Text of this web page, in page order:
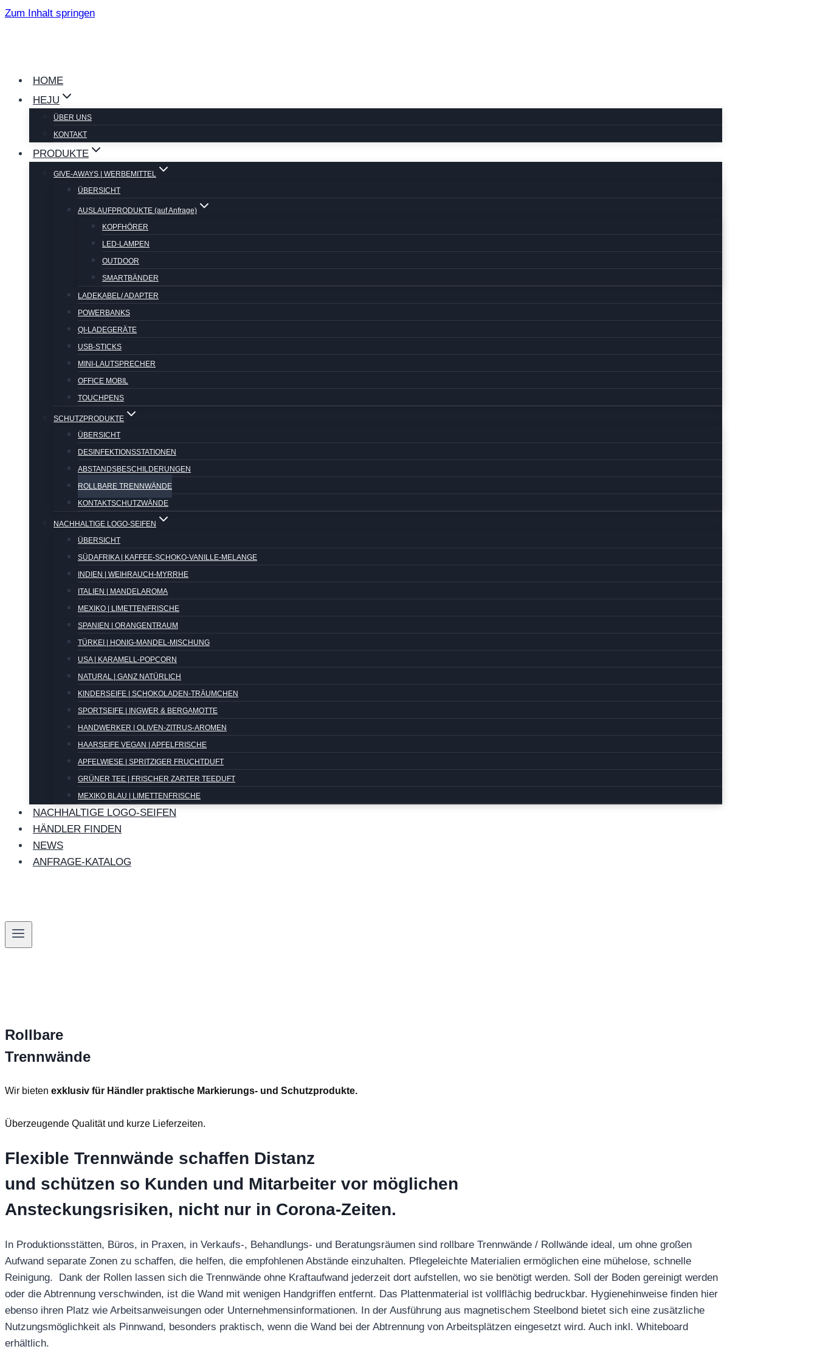
Zum Inhalt springen
HOME
HEJU
ÜBER UNS
KONTAKT
PRODUKTE
GIVE-AWAYS | WERBEMITTEL
ÜBERSICHT
AUSLAUFPRODUKTE (auf Anfrage)
KOPFHÖRER
LED-LAMPEN
OUTDOOR
SMARTBÄNDER
LADEKABEL/ ADAPTER
POWERBANKS
QI-LADEGERÄTE
USB-STICKS
MINI-LAUTSPRECHER
OFFICE MOBIL
TOUCHPENS
SCHUTZPRODUKTE
ÜBERSICHT
DESINFEKTIONSSTATIONEN
ABSTANDSBESCHILDERUNGEN
ROLLBARE TRENNWÄNDE
KONTAKTSCHUTZWÄNDE
NACHHALTIGE LOGO-SEIFEN
ÜBERSICHT
SÜDAFRIKA | KAFFEE-SCHOKO-VANILLE-MELANGE
INDIEN | WEIHRAUCH-MYRRHE
ITALIEN | MANDELAROMA
MEXIKO | LIMETTENFRISCHE
SPANIEN | ORANGENTRAUM
TÜRKEI | HONIG-MANDEL-MISCHUNG
USA | KARAMELL-POPCORN
NATURAL | GANZ NATÜRLICH
KINDERSEIFE | SCHOKOLADEN-TRÄUMCHEN
SPORTSEIFE | INGWER & BERGAMOTTE
HANDWERKER | OLIVEN-ZITRUS-AROMEN
HAARSEIFE VEGAN | APFELFRISCHE
APFELWIESE | SPRITZIGER FRUCHTDUFT
GRÜNER TEE | FRISCHER ZARTER TEEDUFT
MEXIKO BLAU | LIMETTENFRISCHE
NACHHALTIGE LOGO-SEIFEN
HÄNDLER FINDEN
NEWS
ANFRAGE-KATALOG
Rollbare
Trennwände
Wir bieten exklusiv für Händler praktische Markierungs- und Schutzprodukte.
Überzeugende Qualität und kurze Lieferzeiten.
Flexible Trennwände schaffen Distanz
und schützen so Kunden und Mitarbeiter vor möglichen
Ansteckungsrisiken, nicht nur in Corona-Zeiten.
In Produktionsstätten, Büros, in Praxen, in Verkaufs-, Behandlungs- und Beratungsräumen sind rollbare Trennwände / Rollwände ideal, um ohne großen
Aufwand separate Zonen zu schaffen, die helfen, die empfohlenen Abstände einzuhalten. Pflegeleichte Materialien ermöglichen eine mühelose, schnelle
Reinigung. Dank der Rollen lassen sich die Trennwände ohne Kraftaufwand jederzeit dort aufstellen, wo sie benötigt werden. Soll der Boden gereinigt werden
oder die Abtrennung verschwinden, ist die Wand mit wenigen Handgriffen entfernt. Das Plattenmaterial ist vollflächig bedruckbar. Hygienehinweise finden hier
ebenso ihren Platz wie Arbeitsanweisungen oder Unternehmensinformationen. In der Ausführung aus magnetischem Steelbond bietet sich eine zusätzliche
Nutzungsmöglichkeit als Pinnwand, besonders praktisch, wenn die Wand bei der Abtrennung von Arbeitsplätzen eingesetzt wird. Auch inkl. Whiteboard
erhältlich.